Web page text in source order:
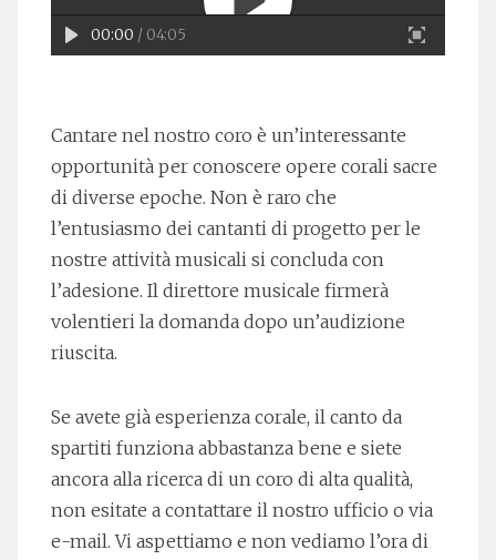
00:00 / 04:05
Cantare nel nostro coro è un’interessante
opportunità per conoscere opere corali sacre
di diverse epoche. Non è raro che
l’entusiasmo dei cantanti di progetto per le
nostre attività musicali si concluda con
l’adesione. Il direttore musicale firmerà
volentieri la domanda dopo un’audizione
riuscita.
Se avete già esperienza corale, il canto da
spartiti funziona abbastanza bene e siete
ancora alla ricerca di un coro di alta qualità,
non esitate a contattare il nostro ufficio o via
e-mail. Vi aspettiamo e non vediamo l’ora di